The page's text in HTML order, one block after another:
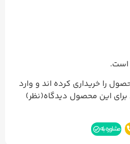
است.
را خریداری کرده اند و وارد
این محصول دیدگاه(نظر)
مشاوره بله